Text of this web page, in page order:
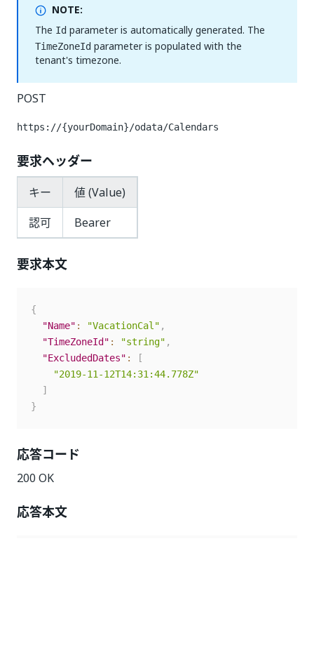
NOTE:
The Id parameter is automatically generated. The
TimeZoneId parameter is populated with the
tenant's timezone.
POST
https://{yourDomain}/odata/Calendars
要求ヘッダー
キー
値 (Value)
認可
Bearer
要求本文
{
"Name" : "VacationCal" ,
"TimeZoneId" : "string" ,
"ExcludedDates" :
[
"2019-11-12T14:31:44.778Z"
]
}
応答コード
200 OK
応答本文